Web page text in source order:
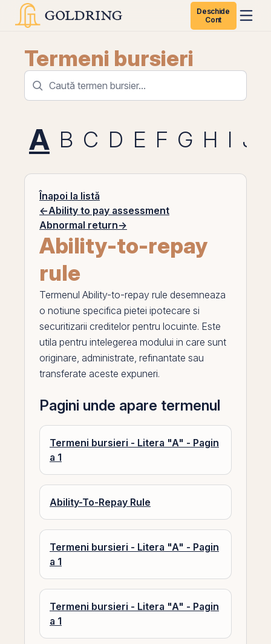
Deschide
Cont
Termeni bursieri
A B C D E F G H I J
Înapoi la listă
←Ability to pay assessment
Abnormal return→
Ability-to-repay
rule
Termenul Ability-to-repay rule desemneaza
o notiune specifica pietei ipotecare si
securitizarii creditelor pentru locuinte. Este
utila pentru intelegerea modului in care sunt
originare, administrate, refinantate sau
transferate aceste expuneri.
Pagini unde apare termenul
Termeni bursieri - Litera "A" - Pagin
a 1
Ability-To-Repay Rule
Termeni bursieri - Litera "A" - Pagin
a 1
Termeni bursieri - Litera "A" - Pagin
a 1